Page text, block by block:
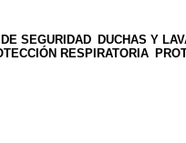
SEGURIDAD DUCHAS Y
RESPIRATORIA